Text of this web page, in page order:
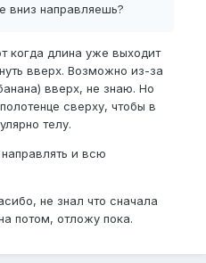
вниз направляешь?
когда длина уже выходит
вверх. Возможно из-за
вверх, не знаю. Но
сверху, чтобы в
телу.
и всю
не знал что сначала
потом, отложу пока.